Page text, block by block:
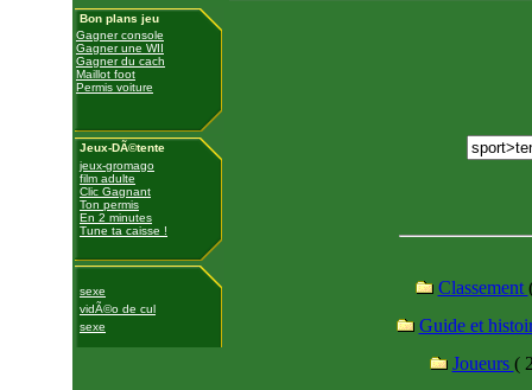
Bon plans jeu
Gagner console
Gagner une WII
Gagner du cach
Maillot foot
Permis voiture
Jeux-DÃ©tente
jeux-gromago
film adulte
Clic Gagnant
Ton permis
En 2 minutes
Tune ta caisse !
sexe
vidÃ©o de cul
sexe
Classement
Guide et
Joueurs (